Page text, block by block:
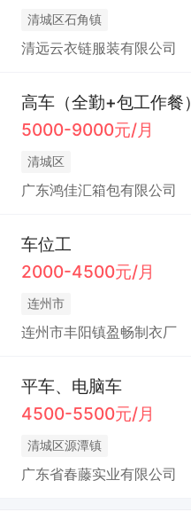
清城区石角镇
清远云衣链服装有限公司
高车（全勤+包工作餐）
5000-9000元/月
清城区
广东鸿佳汇箱包有限公司
车位工
2000-4500元/月
连州市
连州市丰阳镇盈畅制衣厂
平车、电脑车
4500-5500元/月
清城区源潭镇
广东省春藤实业有限公司